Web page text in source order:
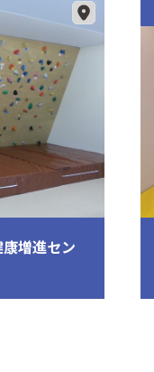
増進セン